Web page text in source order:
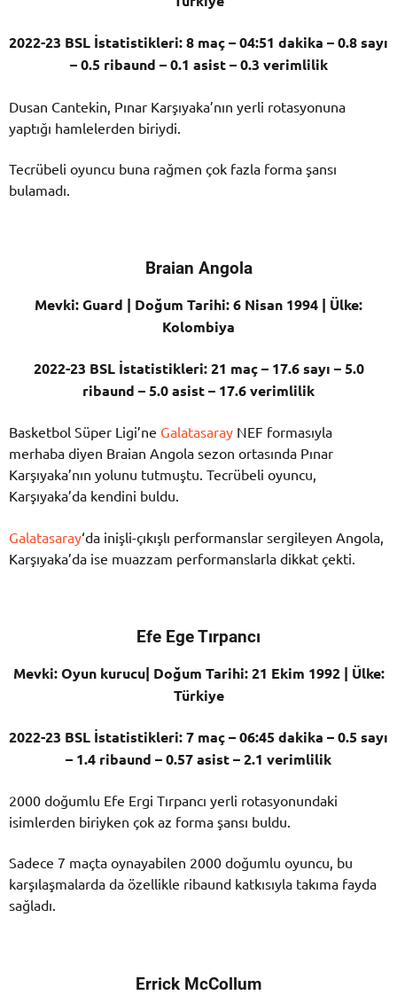
2022-23 BSL İstatistikleri: 8 maç – 04:51 dakika – 0.8 sayı
– 0.5 ribaund – 0.1 asist – 0.3 verimlilik
Dusan Cantekin, Pınar Karşıyaka’nın yerli rotasyonuna
yaptığı hamlelerden biriydi.
Tecrübeli oyuncu buna rağmen çok fazla forma şansı
bulamadı.
Braian Angola
Mevki: Guard | Doğum Tarihi: 6 Nisan 1994 | Ülke:
Kolombiya
2022-23 BSL İstatistikleri: 21 maç – 17.6 sayı – 5.0
ribaund – 5.0 asist – 17.6 verimlilik
Basketbol Süper Ligi’ne Galatasaray NEF formasıyla
merhaba diyen Braian Angola sezon ortasında Pınar
Karşıyaka’nın yolunu tutmuştu. Tecrübeli oyuncu,
Karşıyaka’da kendini buldu.
Galatasaray‘da inişli-çıkışlı performanslar sergileyen Angola,
Karşıyaka’da ise muazzam performanslarla dikkat çekti.
Efe Ege Tırpancı
Mevki: Oyun kurucu| Doğum Tarihi: 21 Ekim 1992 | Ülke:
Türkiye
2022-23 BSL İstatistikleri: 7 maç – 06:45 dakika – 0.5 sayı
– 1.4 ribaund – 0.57 asist – 2.1 verimlilik
2000 doğumlu Efe Ergi Tırpancı yerli rotasyonundaki
isimlerden biriyken çok az forma şansı buldu.
Sadece 7 maçta oynayabilen 2000 doğumlu oyuncu, bu
karşılaşmalarda da özellikle ribaund katkısıyla takıma fayda
sağladı.
Errick McCollum